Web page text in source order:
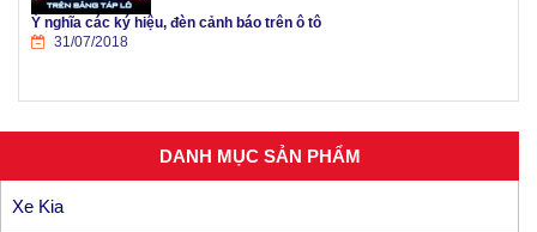
Ý nghĩa các ký hiệu, đèn cảnh báo trên ô tô
31/07/2018
DANH MỤC SẢN PHẨM
Xe Kia